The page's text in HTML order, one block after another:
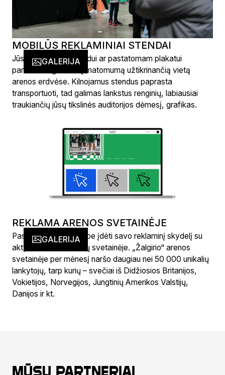
GALERIJA
MOBILŪS REKLAMINIAI STENDAI
Jūsų kilnojamam stendui ar pastatomam plakatui
parinksime geriausią matomumą užtikrinančią vietą
arenos erdvėse. Kilnojamus stendus paprasta
transportuoti, tad galimas lankstus renginių, labiausiai
traukiančių jūsų tikslinės auditorijos dėmesį, grafikas.
GALERIJA
REKLAMA ARENOS SVETAINĖJE
Pasinaudokite galimybe įdėti savo reklaminį skydelį su
aktyvia nuoroda mūsų svetainėje. „Žalgirio“ arenos
svetainėje per mėnesį naršo daugiau nei 50 000 unikalių
lankytojų, tarp kurių – svečiai iš Didžiosios Britanijos,
Vokietijos, Norvegijos, Jungtinių Amerikos Valstijų,
Danijos ir kt.
Mūsų partneriai